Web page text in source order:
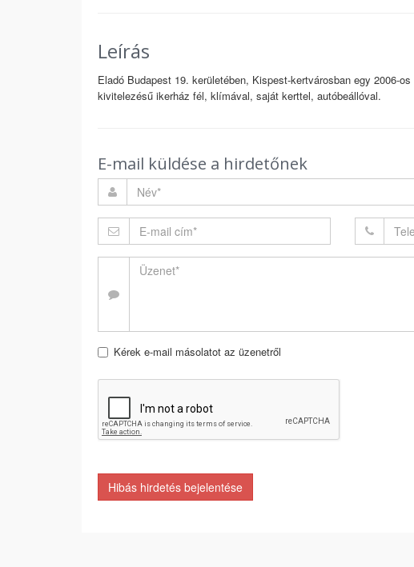
Leírás
Eladó Budapest 19. kerületében, Kispest-kertvárosban egy 2006-
kivitelezésű ikerház fél, klímával, saját kerttel, autóbeállóval.
E-mail küldése a hirdetőnek
Kérek e-mail másolatot az üzenetről
Hibás hirdetés bejelentése